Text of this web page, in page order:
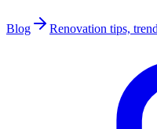
Blog Renovation tips,